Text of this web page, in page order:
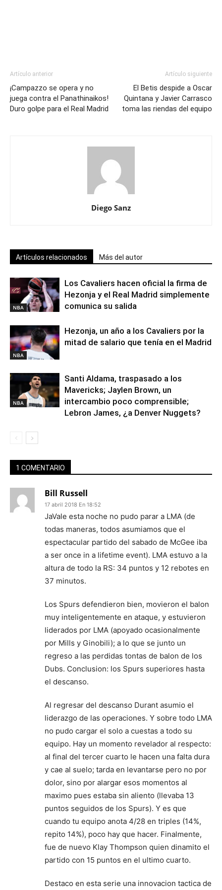
Artículo anterior
¡Campazzo se opera y no
juega contra el Panathinaikos!
Duro golpe para el Real Madrid
Artículo siguiente
El Betis despide a Oscar
Quintana y Javier Carrasco
toma las riendas del equipo
Diego Sanz
Artículos relacionados Más del autor
NBA
Los Cavaliers hacen oficial la firma de
Hezonja y el Real Madrid simplemente
comunica su salida
NBA
Hezonja, un año a los Cavaliers por la
mitad de salario que tenía en el Madrid
NBA
Santi Aldama, traspasado a los
Mavericks; Jaylen Brown, un
intercambio poco comprensible;
Lebron James, ¿a Denver Nuggets?
1 COMENTARIO
Bill Russell
17 abril 2018 En 18:52
JaVale esta noche no pudo parar a LMA (de
todas maneras, todos asumiamos que el
espectacular partido del sabado de McGee iba
a ser once in a lifetime event). LMA estuvo a la
altura de todo la RS: 34 puntos y 12 rebotes en
37 minutos.
Los Spurs defendieron bien, movieron el balon
muy inteligentemente en ataque, y estuvieron
liderados por LMA (apoyado ocasionalmente
por Mills y Ginobili); a lo que se junto un
regreso a las perdidas tontas de balon de los
Dubs. Conclusion: los Spurs superiores hasta
el descanso.
Al regresar del descanso Durant asumio el
liderazgo de las operaciones. Y sobre todo LMA
no pudo cargar el solo a cuestas a todo su
equipo. Hay un momento revelador al respecto:
al final del tercer cuarto le hacen una falta dura
y cae al suelo; tarda en levantarse pero no por
dolor, sino por alargar esos momentos al
maximo pues estaba sin aliento (llevaba 13
puntos seguidos de los Spurs). Y es que
cuando tu equipo anota 4/28 en triples (14%,
repito 14%), poco hay que hacer. Finalmente,
fue de nuevo Klay Thompson quien dinamito el
partido con 15 puntos en el ultimo cuarto.
Destaco en esta serie una innovacion tactica de